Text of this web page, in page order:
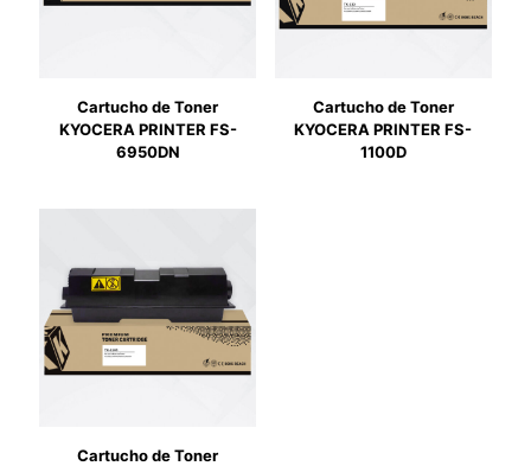
Cartucho de Toner
KYOCERA PRINTER FS-
6950DN
Cartucho de Toner
KYOCERA PRINTER FS-
1100D
Cartucho de Toner